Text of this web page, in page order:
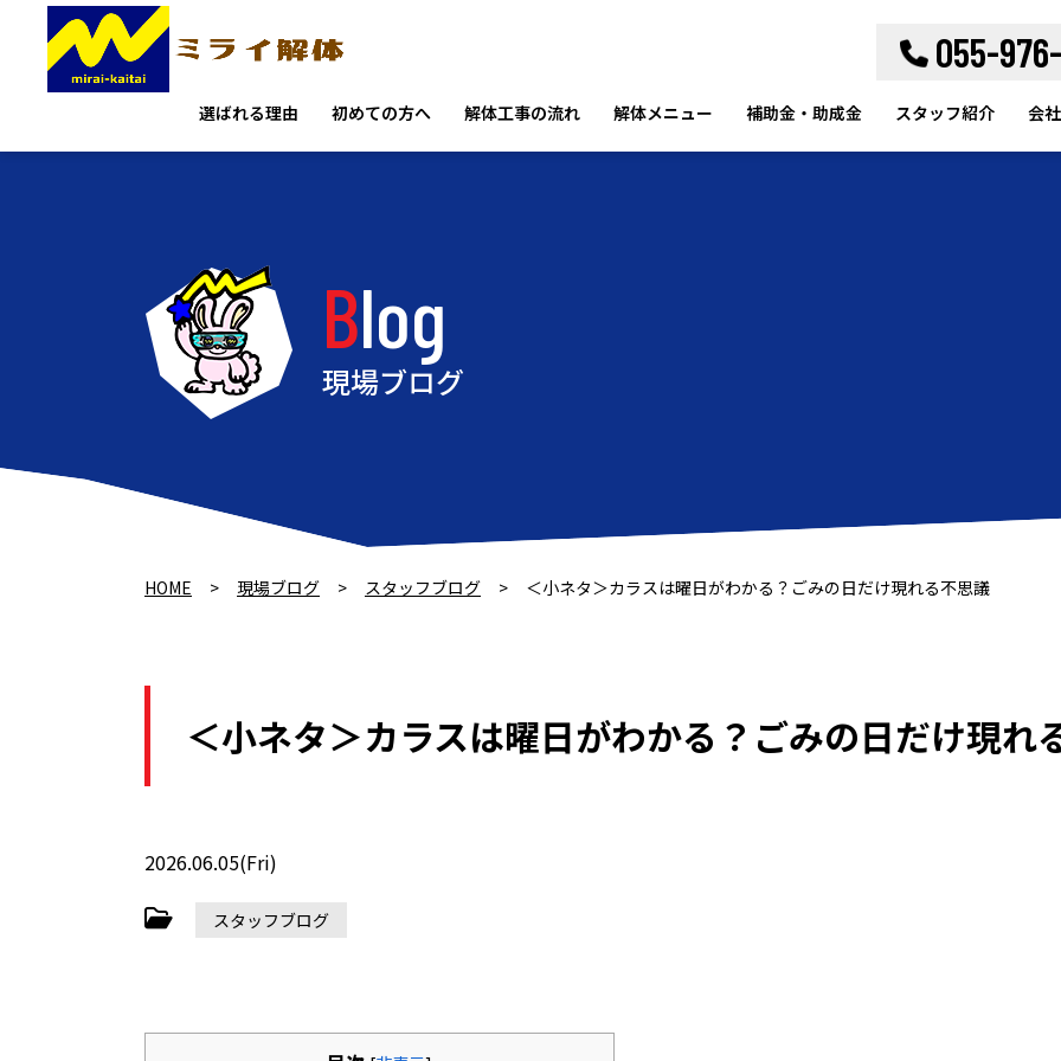
055-
選ばれる理由 初めての方へ 解体工事の流れ 解体メニュー 補助金・助成金 スタッフ紹介 会
Blog
現場ブログ
HOME > 現場ブログ > スタッフブログ > ＜小ネタ＞カラスは曜日がわかる？ごみの日だけ現れる不思議
＜小ネタ＞カラスは曜日がわかる？ごみの日だけ現れ
2026.06.05(Fri)
スタッフブログ